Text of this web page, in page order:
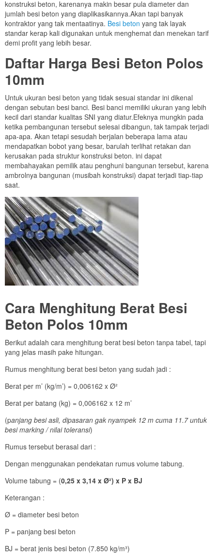
konstruksi beton, karenanya makin besar pula diameter dan
jumlah besi beton yang diaplikasikannya.Akan tapi banyak
kontraktor yang tak mentaatinya. Besi beton yang tak layak
standar kerap kali digunakan untuk menghemat dan menekan tarif
demi profit yang lebih besar.
Daftar Harga Besi Beton Polos
10mm
Untuk ukuran besi beton yang tidak sesuai standar ini dikenal
dengan sebutan besi banci. Besi banci memiliki ukuran yang lebih
kecil dari standar kualitas SNI yang diatur.Efeknya mungkin pada
ketika pembangunan tersebut selesai dibangun, tak tampak terjadi
apa-apa. Akan tetapi sesudah berjalan beberapa lama atau
mendapatkan bobot yang besar, barulah terlihat retakan dan
kerusakan pada struktur konstruksi beton. ini dapat
membahayakan pemilik atau penghuni bangunan tersebut, karena
ambrolnya bangunan (musibah konstruksi) dapat terjadi tiap-tiap
saat.
Cara Menghitung Berat Besi
Beton Polos 10mm
Berikut adalah cara menghitung berat besi beton tanpa tabel, tapi
yang jelas masih pake hitungan.
Rumus menghitung berat besi beton yang sudah jadi :
Berat per m’ (kg/m’) = 0,006162 x Ø²
Berat per batang (kg) = 0,006162 x 12 m’
(panjang besi asli, dipasaran gak nyampek 12 m cuma 11.7 untuk
besi marking / nilai toleransi)
Rumus tersebut berasal dari :
Dengan menggunakan pendekatan rumus volume tabung.
Volume tabung = (0,25 x 3,14 x Ø²) x P x BJ
Keterangan :
Ø = diameter besi beton
P = panjang besi beton
BJ = berat jenis besi beton (7.850 kg/m³)